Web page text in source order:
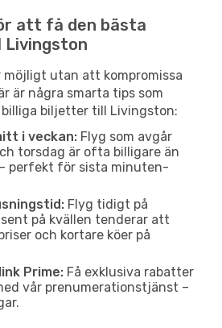
att få den bästa
utan att kompromissa
är några smarta tips som
biljetter till Livingston:
i veckan: Flyg som avgår
torsdag är ofta billigare än
perfekt för sista minuten-
Flyg tidigt på
på kvällen tenderar att
och kortare köer på
Prime: Få exklusiva rabatter
vår prenumerationstjänst –